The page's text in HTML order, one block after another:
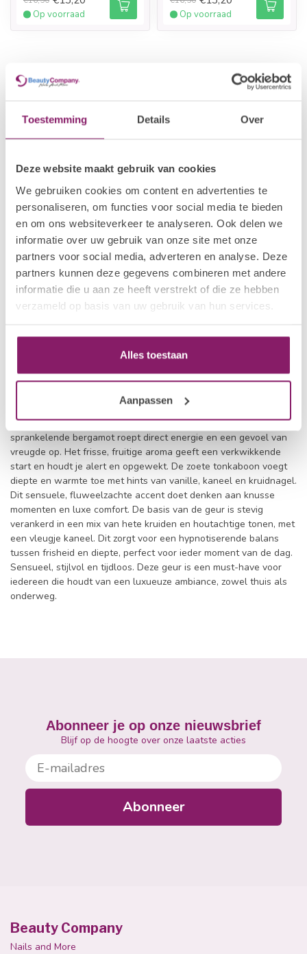
Toestemming Details Over
Deze website maakt gebruik van cookies
We gebruiken cookies om content en advertenties te
personaliseren, om functies voor social media te bieden
en om ons websiteverkeer te analyseren. Ook delen we
informatie over uw gebruik van onze site met onze
partners voor social media, adverteren en analyse. Deze
partners kunnen deze gegevens combineren met andere
informatie die u aan ze heeft verstrekt of die ze hebben
verzameld op basis van uw gebruik van hun services.
Alles toestaan
Aanpassen
Op voorraad Op voorraad
Een geur die je zintuigen prikkelt en je balans brengt tussen fris
en warm, licht en intens. Onze nieuwste creatie vangt de
essentie van moderne elegantie en veelzijdigheid, geïnspireerd
door de verfijnde geur van bergamot en tonkabonen. De
sprankelende bergamot roept direct energie en een gevoel van
vreugde op. Het frisse, fruitige aroma geeft een verkwikkende
start en houdt je alert en opgewekt. De zoete tonkaboon voegt
diepte en warmte toe met hints van vanille, kaneel en kruidnagel.
Dit sensuele, fluweelzachte accent doet denken aan knusse
momenten en luxe comfort. De basis van de geur is stevig
verankerd in een mix van hete kruiden en houtachtige tonen, met
een vleugje kaneel. Dit zorgt voor een hypnotiserende balans
tussen frisheid en diepte, perfect voor ieder moment van de dag.
Sensueel, stijlvol en tijdloos. Deze geur is een must-have voor
iedereen die houdt van een luxueuze ambiance, zowel thuis als
onderweg.
Abonneer je op onze nieuwsbrief
Blijf op de hoogte over onze laatste acties
E-mailadres
Abonneer
Beauty Company
Nails and More